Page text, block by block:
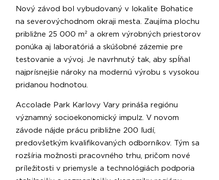
Nový závod bol vybudovaný v lokalite Bohatice
na severovýchodnom okraji mesta. Zaujíma plochu
približne 25 000 m² a okrem výrobných priestorov
ponúka aj laboratóriá a skúšobné zázemie pre
testovanie a vývoj. Je navrhnutý tak, aby spĺňal
najprísnejšie nároky na modernú výrobu s vysokou
pridanou hodnotou.
Accolade Park Karlovy Vary prináša regiónu
významný socioekonomický impulz. V novom
závode nájde prácu približne 200 ľudí,
predovšetkým kvalifikovaných odborníkov. Tým sa
rozšíria možnosti pracovného trhu, pričom nové
príležitosti v priemysle a technológiách podporia